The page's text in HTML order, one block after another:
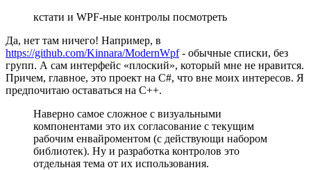
кстати и WPF-ные контролы посмотреть
Да, нет там ничего! Например, в
https://github.com/Kinnara/ModernWpf- обычные списки, без
групп. А сам интерфейс «плоский», который мне не нравится.
Причем, главное, это проект на C#, что вне моих интересов. Я
предпочитаю оставаться на С++.
Наверно самое сложное с визуальными
компонентами это их согласование с текущим
рабочим енвайроментом (с действующи набором
библиотек). Ну и разработка контролов это
отдельная тема от их использования.